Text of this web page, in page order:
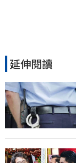
延伸閱讀